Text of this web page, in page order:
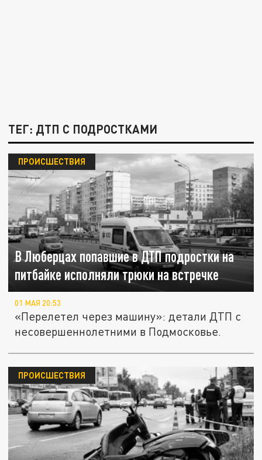
ТЕГ: ДТП С ПОДРОСТКАМИ
В Люберцах попавшие в ДТП подростки на
питбайке исполняли трюки на встречке
ПРОИСШЕСТВИЯ
01 МАЯ 20:53
«Перелетел через машину»: детали ДТП с
несовершеннолетними в Подмосковье.
ПРОИСШЕСТВИЯ